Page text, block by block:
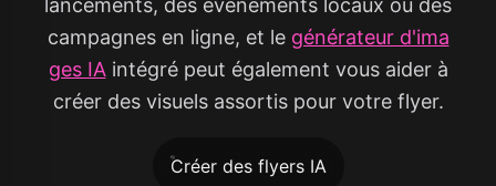
lancements, des événements locaux ou des
campagnes en ligne, et le générateur d'ima
ges IAintégré peut également vous aider à
créer des visuels assortis pour votre flyer.
Créer des flyers IA